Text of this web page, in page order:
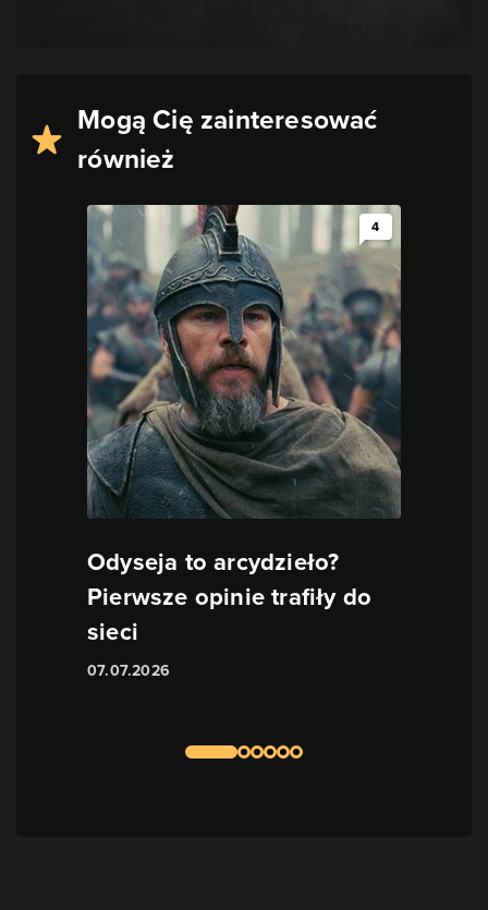
Mogą Cię zainteresować
również
4
Odyseja to arcydzieło?
Pierwsze opinie trafiły do
sieci
07.07.2026